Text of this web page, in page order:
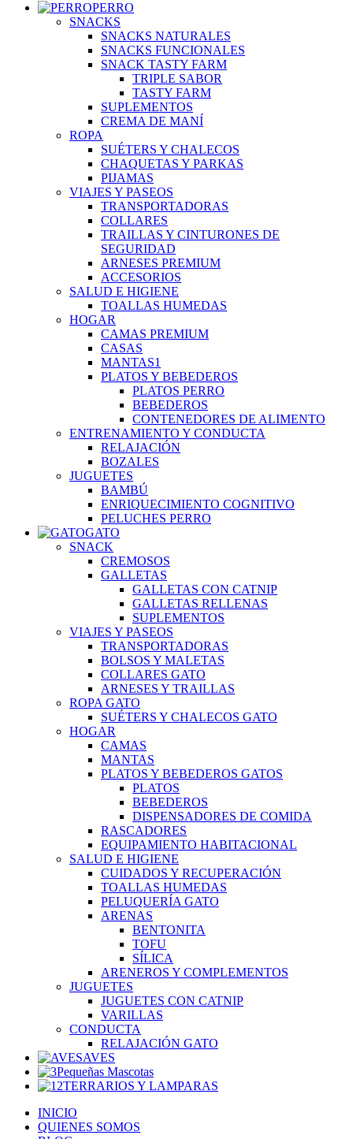
PERRO
SNACKS
SNACKS NATURALES
SNACKS FUNCIONALES
SNACK TASTY FARM
TRIPLE SABOR
TASTY FARM
SUPLEMENTOS
CREMA DE MANÍ
ROPA
SUÉTERS Y CHALECOS
CHAQUETAS Y PARKAS
PIJAMAS
VIAJES Y PASEOS
TRANSPORTADORAS
COLLARES
TRAILLAS Y CINTURONES DE
SEGURIDAD
ARNESES PREMIUM
ACCESORIOS
SALUD E HIGIENE
TOALLAS HUMEDAS
HOGAR
CAMAS PREMIUM
CASAS
MANTAS1
PLATOS Y BEBEDEROS
PLATOS PERRO
BEBEDEROS
CONTENEDORES DE ALIMENTO
ENTRENAMIENTO Y CONDUCTA
RELAJACIÓN
BOZALES
JUGUETES
BAMBÚ
ENRIQUECIMIENTO COGNITIVO
PELUCHES PERRO
GATO
SNACK
CREMOSOS
GALLETAS
GALLETAS CON CATNIP
GALLETAS RELLENAS
SUPLEMENTOS
VIAJES Y PASEOS
TRANSPORTADORAS
BOLSOS Y MALETAS
COLLARES GATO
ARNESES Y TRAILLAS
ROPA GATO
SUÉTERS Y CHALECOS GATO
HOGAR
CAMAS
MANTAS
PLATOS Y BEBEDEROS GATOS
PLATOS
BEBEDEROS
DISPENSADORES DE COMIDA
RASCADORES
EQUIPAMIENTO HABITACIONAL
SALUD E HIGIENE
CUIDADOS Y RECUPERACIÓN
TOALLAS HUMEDAS
PELUQUERÍA GATO
ARENAS
BENTONITA
TOFU
SÍLICA
ARENEROS Y COMPLEMENTOS
JUGUETES
JUGUETES CON CATNIP
VARILLAS
CONDUCTA
RELAJACIÓN GATO
AVES
Pequeñas Mascotas
TERRARIOS Y LAMPARAS
INICIO
QUIENES SOMOS